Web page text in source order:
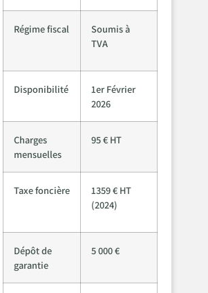
Régime fiscal
Soumis à
TVA
Disponibilité
1er Février
2026
Charges
mensuelles
95 € HT
Taxe foncière
1359 € HT
(2024)
Dépôt de
garantie
5 000 €